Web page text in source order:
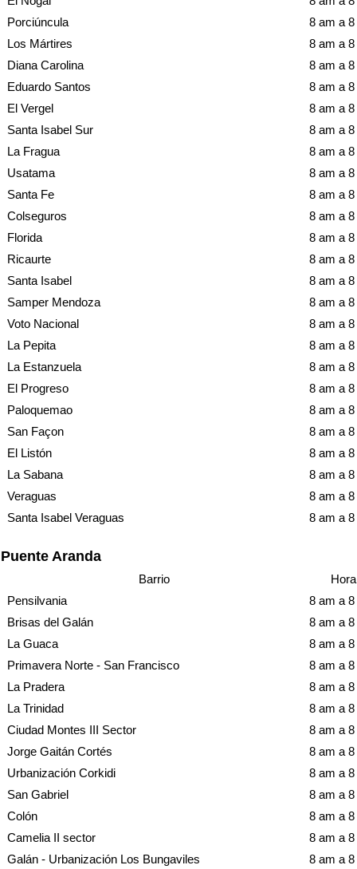
Porciúncula
8 am a
Los Mártires
8 am a
Diana Carolina
8 am a
Eduardo Santos
8 am a
El Vergel
8 am a
Santa Isabel Sur
8 am a
La Fragua
8 am a
Usatama
8 am a
Santa Fe
8 am a
Colseguros
8 am a
Florida
8 am a
Ricaurte
8 am a
Santa Isabel
8 am a
Samper Mendoza
8 am a
Voto Nacional
8 am a
La Pepita
8 am a
La Estanzuela
8 am a
El Progreso
8 am a
Paloquemao
8 am a
San Façon
8 am a
El Listón
8 am a
La Sabana
8 am a
Veraguas
8 am a
Santa Isabel Veraguas
8 am a
Puente Aranda
Barrio
Hora
Pensilvania
8 am a
Brisas del Galán
8 am a
La Guaca
8 am a
Primavera Norte - San Francisco
8 am a
La Pradera
8 am a
La Trinidad
8 am a
Ciudad Montes III Sector
8 am a
Jorge Gaitán Cortés
8 am a
Urbanización Corkidi
8 am a
San Gabriel
8 am a
Colón
8 am a
Camelia II sector
8 am a
Galán - Urbanización Los Bungaviles
8 am a